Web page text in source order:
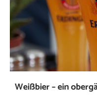
Weißbier – ein